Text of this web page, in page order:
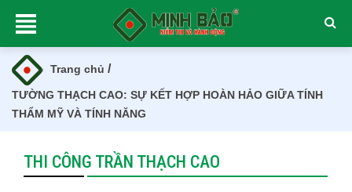
Trang chủ /
TƯỜNG THẠCH CAO: SỰ KẾT HỢP HOÀN HẢO GIỮA TÍNH
THẨM MỸ VÀ TÍNH NĂNG
THI CÔNG TRẦN THẠCH CAO